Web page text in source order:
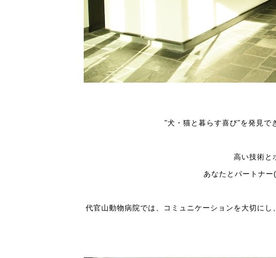
"犬・猫と暮らす喜び"を発見で
高い技術と
あなたとパートナー
代官山動物病院では、コミュニケーションを大切に